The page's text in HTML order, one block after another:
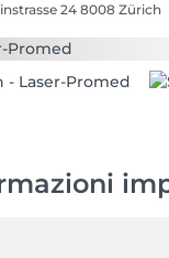
24 8008 Zürich